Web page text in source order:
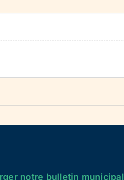
notre bulletin municipal